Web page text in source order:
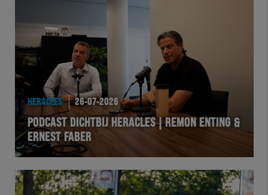
HERACLES 26-07-2026
PODCAST DICHTBIJ HERACLES | REMON ENTING &
ERNEST FABER